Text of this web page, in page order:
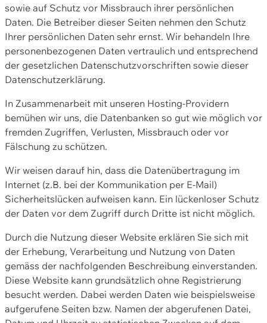
sowie auf Schutz vor Missbrauch ihrer persönlichen
Daten. Die Betreiber dieser Seiten nehmen den Schutz
Ihrer persönlichen Daten sehr ernst. Wir behandeln Ihre
personenbezogenen Daten vertraulich und entsprechend
der gesetzlichen Datenschutzvorschriften sowie dieser
Datenschutzerklärung.
In Zusammenarbeit mit unseren Hosting-Providern
bemühen wir uns, die Datenbanken so gut wie möglich vor
fremden Zugriffen, Verlusten, Missbrauch oder vor
Fälschung zu schützen.
Wir weisen darauf hin, dass die Datenübertragung im
Internet (z.B. bei der Kommunikation per E-Mail)
Sicherheitslücken aufweisen kann. Ein lückenloser Schutz
der Daten vor dem Zugriff durch Dritte ist nicht möglich.
Durch die Nutzung dieser Website erklären Sie sich mit
der Erhebung, Verarbeitung und Nutzung von Daten
gemäss der nachfolgenden Beschreibung einverstanden.
Diese Website kann grundsätzlich ohne Registrierung
besucht werden. Dabei werden Daten wie beispielsweise
aufgerufene Seiten bzw. Namen der abgerufenen Datei,